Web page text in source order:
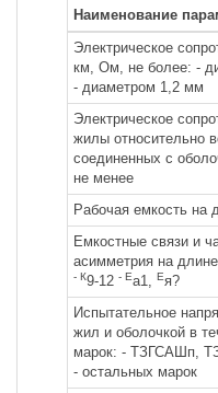
Наименование
Электрическое
км, Ом, не более: -
- диаметром 1,2 мм
Электрическое
жилы относительно
соединенных с
не менее
Рабочая емкость на
Емкостные связи и
асимметрия на
- К9-12 - Еа1, Ея?
Испытательное
жил и оболочкой в
марок: - ТЗГСАШп,
- остальных марок